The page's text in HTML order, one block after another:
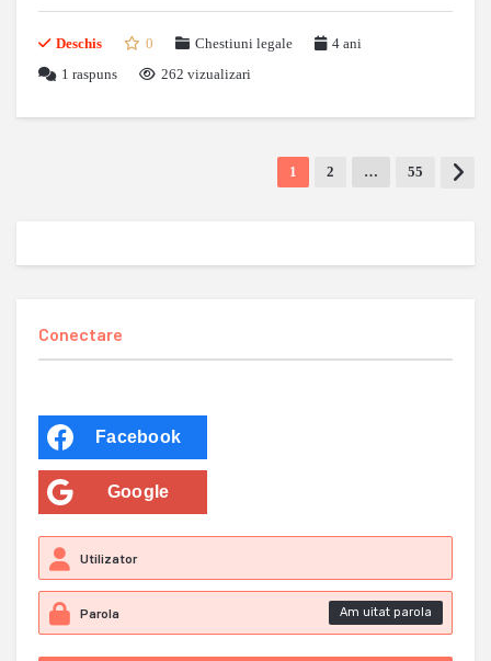
Deschis 0 Chestiuni legale
4 ani
1 raspuns 262 vizualizari
1 2 … 55
Conectare
Facebook
Google
Am uitat parola